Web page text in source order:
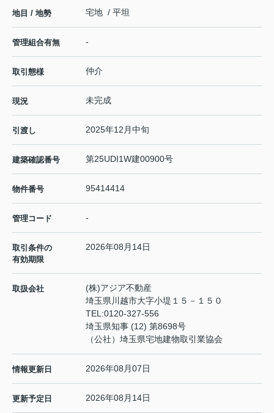
地目 / 地勢 宅地 / 平坦
管理組合有無 -
取引態様 仲介
現況 未完成
引渡し 2025年12月中旬
建築確認番号 第25UDI1W建00900号
物件番号 95414414
管理コード -
取引条件の
有効期限
2026年08月14日
取扱会社
(株)アジア不動産
埼玉県川越市大字小堤１５－１５０
TEL:0120-327-556
埼玉県知事 (12) 第8698号
（公社）埼玉県宅地建物取引業協会
情報更新日 2026年08月07日
更新予定日 2026年08月14日